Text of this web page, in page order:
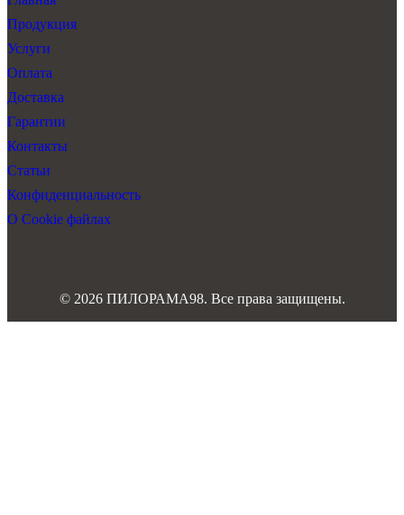
Продукция
Услуги
Оплата
Доставка
Гарантии
Контакты
Статьи
Конфиденциальность
О Cookie файлах
© 2026 ПИЛОРАМА98. Все права защищены.